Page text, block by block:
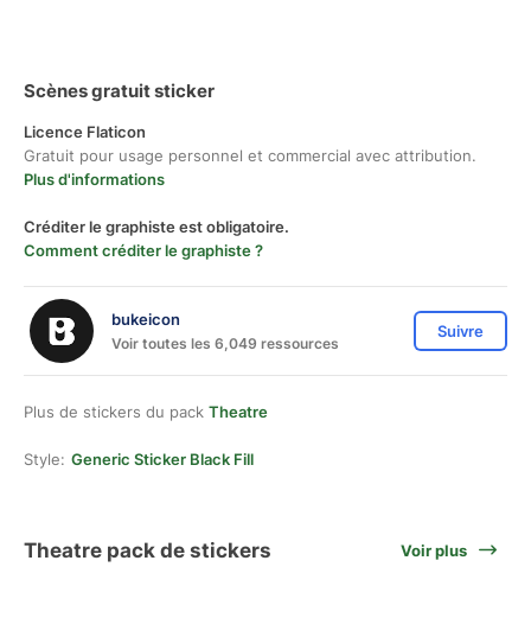
Scènes gratuit sticker
Licence Flaticon
Gratuit pour usage personnel et commercial avec attribution.
Plus d'informations
Créditer le graphiste est obligatoire.
Comment créditer le graphiste ?
bukeicon
Voir toutes les 6,049 ressources
Suivre
Plus de stickers du pack Theatre
Style: Generic Sticker Black Fill
Theatre pack de stickers Voir plus